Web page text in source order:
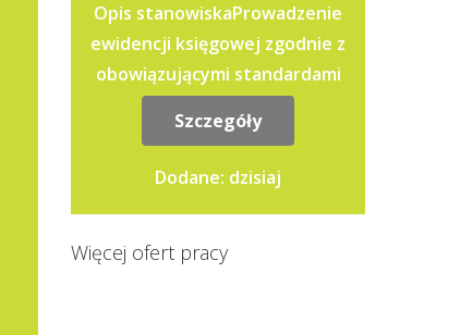
Opis stanowiskaProwadzenie
ewidencji księgowej zgodnie z
obowiązującymi standardami
rachunkowości oraz zasadami
raportowania
grupowego.Przygotowywanie...
Szczegóły
Dodane: dzisiaj
Więcej ofert pracy